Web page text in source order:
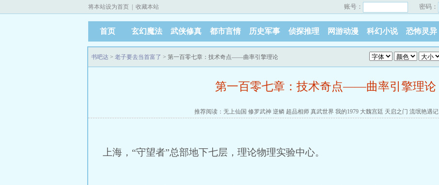
将本站设为首页 收藏本站 账号： 密码：
首页 玄幻魔法 武侠修真 都市言情 历史军事 侦探推理 网游动漫 科幻小说 恐怖灵异
书吧达 > 老子要去当首富了 > 第一百零七章：技术奇点——曲率引擎理论
第一百零七章：技术奇点——曲率引擎理论
推荐阅读： 无上仙国 修罗武神 逆鳞 超品相师 真武世界 我的1979 大魏宫廷 天启之门 流氓艳遇记
上海，“守望者”总部地下七层，理论物理实验中心。